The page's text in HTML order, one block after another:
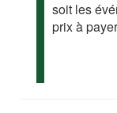
soit les
prix à